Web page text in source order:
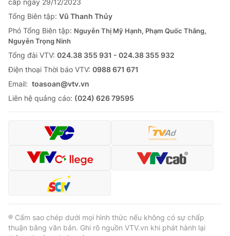
Sản phẩm
Thị trường
Tư vấn
Giao lưu trực tuyến
Lịch phát sóng
Chuyên mục khác
Emagazine Podcast
Video Shorts video
VTV Money
VTV Sức khoẻ Bất động sản
cấp ngày 29/12/2023
Tổng Biên tập: Vũ Thanh Thủy
Phó Tổng Biên tập: Nguyễn Thị Mỹ Hạnh, Phạm Quốc Thắng,
Nguyễn Trọng Ninh
Tổng đài VTV: 024.38 355 931 - 024.38 355 932
Ðiện thoại Thời báo VTV: 0988 671 671
Email: toasoan@vtv.vn
Liên hệ quảng cáo: (024) 626 79595
® Cấm sao chép dưới mọi hình thức nếu không có sự chấp
thuận bằng văn bản. Ghi rõ nguồn VTV.vn khi phát hành lại